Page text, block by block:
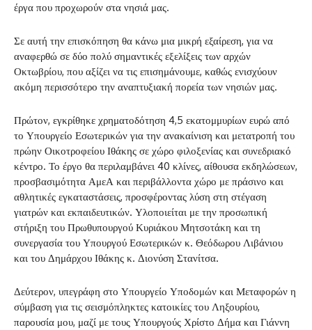
έργα που προχωρούν στα νησιά μας.
Σε αυτή την επισκόπηση θα κάνω μια μικρή εξαίρεση, για να
αναφερθώ σε δύο πολύ σημαντικές εξελίξεις των αρχών
Οκτωβρίου, που αξίζει να τις επισημάνουμε, καθώς ενισχύουν
ακόμη περισσότερο την αναπτυξιακή πορεία των νησιών μας.
Πρώτον, εγκρίθηκε χρηματοδότηση 4,5 εκατομμυρίων ευρώ από
το Υπουργείο Εσωτερικών για την ανακαίνιση και μετατροπή του
πρώην Οικοτροφείου Ιθάκης σε χώρο φιλοξενίας και συνεδριακό
κέντρο. Το έργο θα περιλαμβάνει 40 κλίνες, αίθουσα εκδηλώσεων,
προσβασιμότητα ΑμεΑ και περιβάλλοντα χώρο με πράσινο και
αθλητικές εγκαταστάσεις, προσφέροντας λύση στη στέγαση
γιατρών και εκπαιδευτικών. Υλοποιείται με την προσωπική
στήριξη του Πρωθυπουργού Κυριάκου Μητσοτάκη και τη
συνεργασία του Υπουργού Εσωτερικών κ. Θεόδωρου Λιβάνιου
και του Δημάρχου Ιθάκης κ. Διονύση Στανίτσα.
Δεύτερον, υπεγράφη στο Υπουργείο Υποδομών και Μεταφορών η
σύμβαση για τις σεισμόπληκτες κατοικίες του Ληξουρίου,
παρουσία μου, μαζί με τους Υπουργούς Χρίστο Δήμα και Γιάννη